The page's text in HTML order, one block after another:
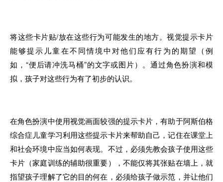
将这些卡片贴/放在这些行为可能发生的地方。视觉提示卡片
能够提示儿童在不同情境中对他们应有行为的期望（例
如，“便后请冲洗马桶”的文字或图片）。通过角色扮演和模
拟，孩子对这些行为有了初步的认识。
在角色扮演中使用视觉画面较强的提示卡片，有助于阿斯伯格
综合症儿童学习利用这些提示卡片来帮助自己，记住在课堂上
和社会环境中应当如何表现。不过，必须先教会孩子使用这些
卡片（家庭训练的辅助很重要），不能仅将其张贴在墙上，就
指望孩子理解了它的目的何在，必须给孩子做示范，并让他们